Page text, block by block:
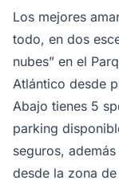
Los mejores
todo, en dos
nubes” en el
Atlántico desde
Abajo tienes 5
parking
seguros,
desde la zona